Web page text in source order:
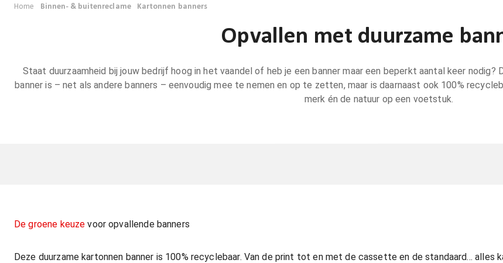
Home Binnen- & buitenreclame Kartonnen banners
Opvallen met duurzame
Staat duurzaamheid bij jouw bedrijf hoog in het vaandel of heb je een banner maar een beperkt aantal keer nodig?
banner is – net als andere banners – eenvoudig mee te nemen en op te zetten, maar is daarnaast ook 100%
merk én de natuur op een voetstuk.
De groene keuzevoor opvallende banners
Deze duurzame kartonnen banner is 100% recyclebaar. Van de print tot en met de cassette en de standaard... alles